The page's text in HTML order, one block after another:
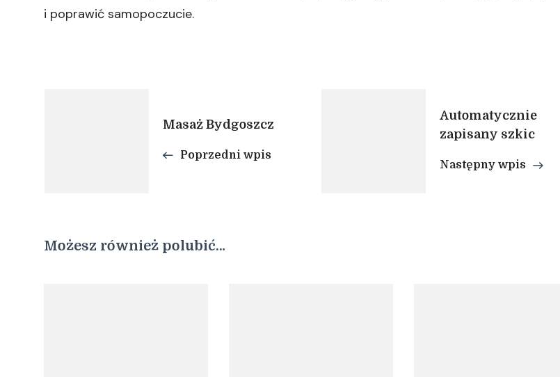
i poprawić samopoczucie.
NawigacjaMasaż Bydgoszcz
Poprzedni wpis
Automatycznie
zapisany szkic
Następny wpis
Możesz również polubić…